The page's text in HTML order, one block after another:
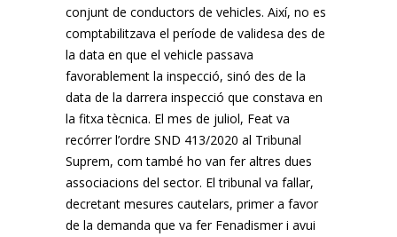
conjunt de conductors de vehicles. Així, no es
comptabilitzava el període de validesa des de
la data en que el vehicle passava
favorablement la inspecció, sinó des de la
data de la darrera inspecció que constava en
la fitxa tècnica. El mes de juliol, Feat va
recórrer l’ordre SND 413/2020 al Tribunal
Suprem, com també ho van fer altres dues
associacions del sector. El tribunal va fallar,
decretant mesures cautelars, primer a favor
de la demanda que va fer Fenadismer i avui